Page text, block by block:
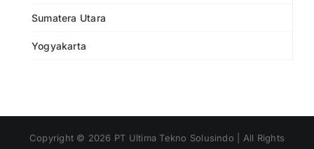
Sumatera Utara
Yogyakarta
Copyright © 2026 PT Ultima Tekno Solusindo | All Rights